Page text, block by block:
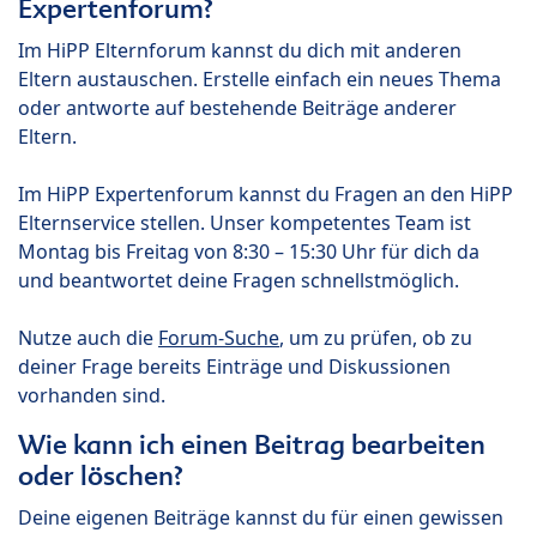
Expertenforum?
Im HiPP Elternforum kannst du dich mit anderen
Eltern austauschen. Erstelle einfach ein neues Thema
oder antworte auf bestehende Beiträge anderer
Eltern.
Im HiPP Expertenforum kannst du Fragen an den HiPP
Elternservice stellen. Unser kompetentes Team ist
Montag bis Freitag von 8:30 – 15:30 Uhr für dich da
und beantwortet deine Fragen schnellstmöglich.
Nutze auch die Forum-Suche, um zu prüfen, ob zu
deiner Frage bereits Einträge und Diskussionen
vorhanden sind.
Wie kann ich einen Beitrag bearbeiten
oder löschen?
Deine eigenen Beiträge kannst du für einen gewissen